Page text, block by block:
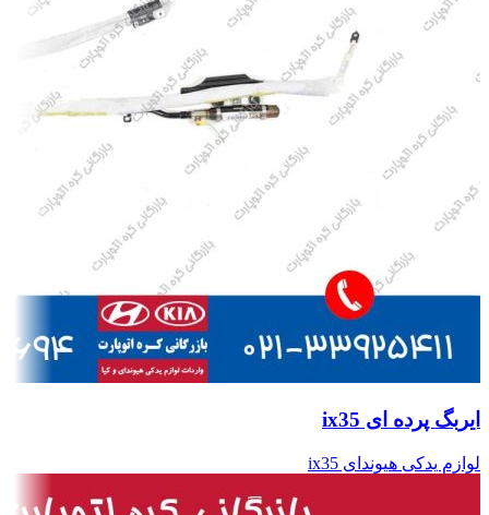
ایربگ پرده ای ix35
لوازم یدکی هیوندای ix35